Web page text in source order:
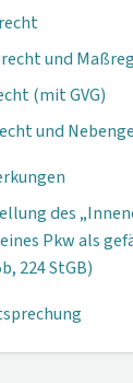
und
(mit GVG)
und
des
Pkw als
224 StGB)